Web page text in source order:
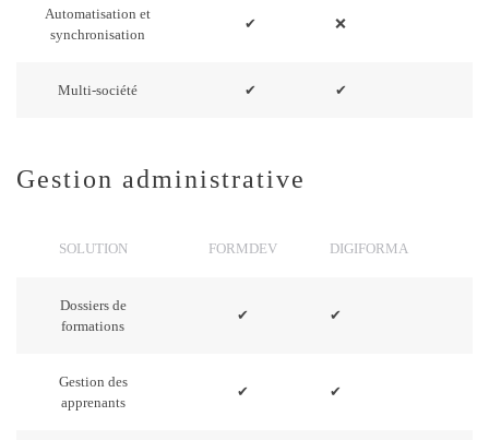
Automatisation et
synchronisation
✔ ❌
Multi-société ✔ ✔
Gestion administrative
SOLUTION FORMDEV DIGIFORMA
Dossiers de
formations
✔ ✔
Gestion des
apprenants
✔ ✔